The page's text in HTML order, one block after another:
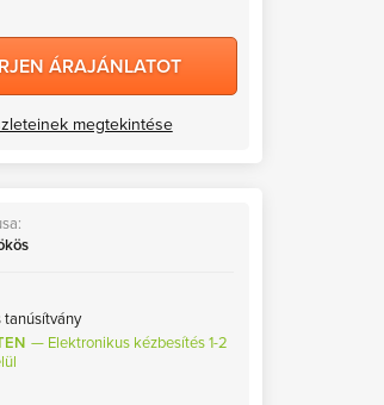
ÁRAJÁNLATOT
megtekintése
Elektronikus kézbesítés 1-2